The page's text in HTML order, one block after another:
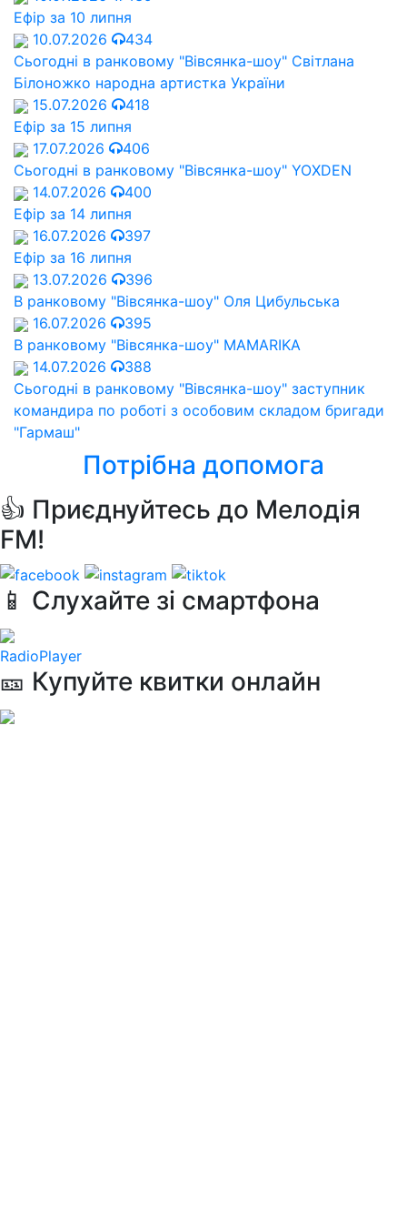
Ефір за 10 липня
10.07.2026
434
Сьогодні в ранковому "Вівсянка-шоу" Cвітлана
Білоножко народна артистка України
15.07.2026
418
Ефір за 15 липня
17.07.2026
406
Сьогодні в ранковому "Вівсянка-шоу" YOXDEN
14.07.2026
400
Ефір за 14 липня
16.07.2026
397
Ефір за 16 липня
13.07.2026
396
В ранковому "Вівсянка-шоу" Оля Цибульська
16.07.2026
395
В ранковому "Вівсянка-шоу" MAMARIKA
14.07.2026
388
Сьогодні в ранковому "Вівсянка-шоу" заступник
командира по роботі з особовим складом бригади
"Гармаш"
Потрібна допомога
👍 Приєднуйтесь до Мелодія
FM!
📱 Слухайте зі смартфона
RadioPlayer
🎫 Купуйте квитки онлайн